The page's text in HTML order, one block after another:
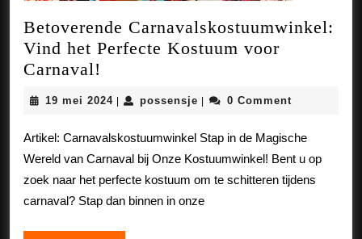
Betoverende Carnavalskostuumwinkel:
Vind het Perfecte Kostuum voor
Carnaval!
Vind
het
Perfecte
Kostuum
voor
19 mei 202419
2024
possensje possensje
0 Comment
Artikel: Carnavalskostuumwinkel Stap in de Magische
Wereld van Carnaval bij Onze Kostuumwinkel! Bent u op
zoek naar het perfecte kostuum om te schitteren tijdens
carnaval? Stap dan binnen in onze